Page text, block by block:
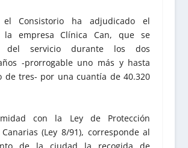
Consistorio ha adjudicado el
la empresa Clínica Can, que se
del servicio durante los dos
-prorrogable uno más y hasta
de tres- por una cuantía de 40.320
con la Ley de Protección
(Ley 8/91), corresponde al
de la ciudad la recogida de